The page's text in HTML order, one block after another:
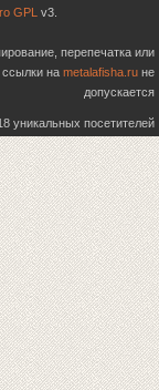
GPL v3.
перепечатка или
на metalafisha.ru не
допускается
уникальных посетителей